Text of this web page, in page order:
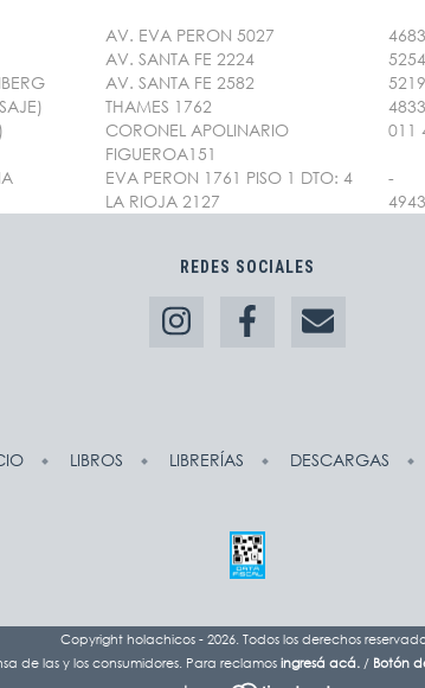
AV. EVA PERON 5027
AV. SANTA FE 2224
AV. SANTA FE 2582
THAMES 1762
CORONEL APOLINARIO
FIGUEROA151
011
EVA PERON 1761 PISO 1 DTO: 4
-
LA RIOJA 2127
REDES SOCIALES
LIBROS LIBRERÍAS DESCARGAS
Copyright holachicos - 2026. Todos los derechos
de las y los consumidores. Para reclamos ingresá acá. / Botón